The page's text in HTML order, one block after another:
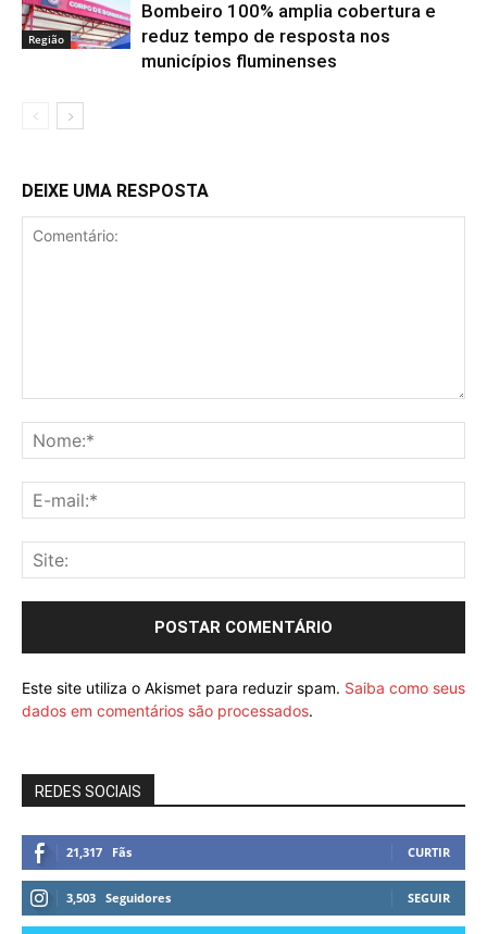
Região
Bombeiro 100% amplia cobertura e
reduz tempo de resposta nos
municípios fluminenses
DEIXE UMA RESPOSTA
Este site utiliza o Akismet para reduzir spam. Saiba como seus
dados em comentários são processados.
REDES SOCIAIS
21,317 Fãs CURTIR
3,503 Seguidores SEGUIR